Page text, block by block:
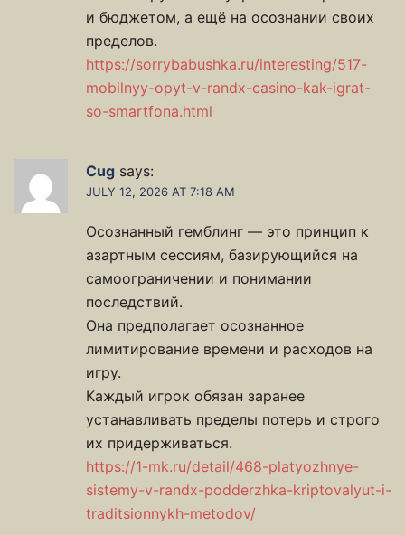
и бюджетом, а ещё на осознании своих
пределов.
https://sorrybabushka.ru/interesting/517-
mobilnyy-opyt-v-randx-casino-kak-igrat-
so-smartfona.html
Cug says:
JULY 12, 2026 AT 7:18 AM
Осознанный гемблинг — это принцип к
азартным сессиям, базирующийся на
самоограничении и понимании
последствий.
Она предполагает осознанное
лимитирование времени и расходов на
игру.
Каждый игрок обязан заранее
устанавливать пределы потерь и строго
их придерживаться.
https://1-mk.ru/detail/468-platyozhnye-
sistemy-v-randx-podderzhka-kriptovalyut-i-
traditsionnykh-metodov/